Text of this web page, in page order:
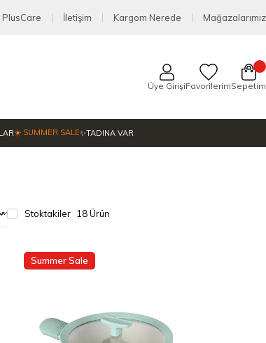
PlusCare İletişim Kargom Nerede Mağazalarımız
Üye GirişiFavorilerimSepetim
☀️ SUMMER SALE✨TADINA VAR
Stoktakiler 18 Ürün
Summer Sale